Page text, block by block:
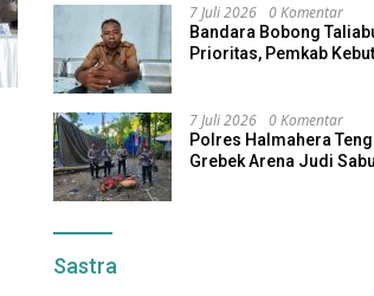
7 Juli 2026 0 Komentar
Bandara Bobong
Prioritas, Pemkab Kebut
7 Juli 2026 0 Komentar
Polres Halmahera
Grebek Arena Judi
Sastra